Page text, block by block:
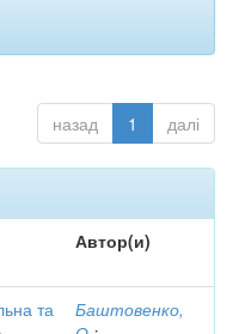
назад 1 далі
Автор(и)
та
Баштовенко,